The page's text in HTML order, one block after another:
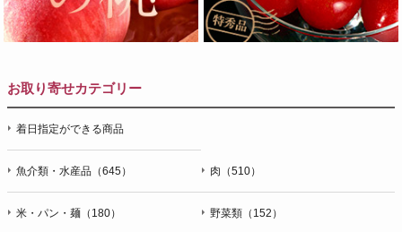
お取り寄せカテゴリー
着日指定ができる商品
魚介類・水産品（645） 肉（510）
米・パン・麺（180） 野菜類（152）